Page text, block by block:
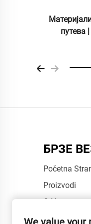
Камене
водом |
БРЗЕ
Početna
Proizvodi
O Nama
Примена